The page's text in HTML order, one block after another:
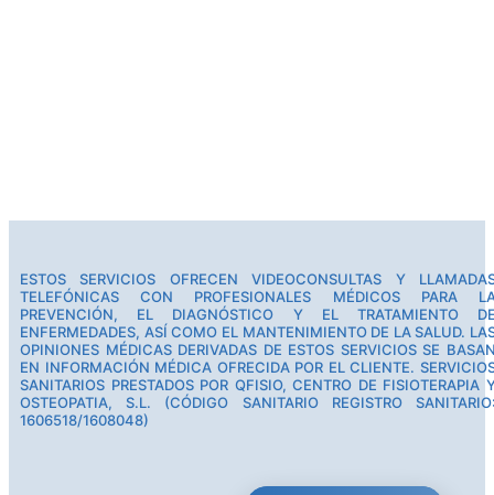
ESTOS SERVICIOS OFRECEN VIDEOCONSULTAS Y
TELEFÓNICAS CON PROFESIONALES MÉDICOS PARA
PREVENCIÓN, EL DIAGNÓSTICO Y EL TRATAMIENTO
ENFERMEDADES, ASÍ COMO EL MANTENIMIENTO DE LA SALUD.
OPINIONES MÉDICAS DERIVADAS DE ESTOS SERVICIOS SE
EN INFORMACIÓN MÉDICA OFRECIDA POR EL CLIENTE.
SANITARIOS PRESTADOS POR QFISIO, CENTRO DE FISIOTERAPIA
OSTEOPATIA, S.L. (CÓDIGO SANITARIO REGISTRO
1606518/1608048)